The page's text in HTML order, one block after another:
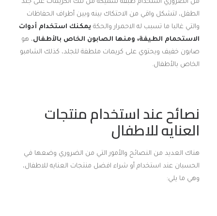
من الضروري استخدام طبقة سميكة من تلك الكريمات على جلد
الطفل، لتشكل واقي من الاحتكاك بينه وبين أطراف الحفاظات
والتي غالبا ما تسبب له الاحمرار والحكة يمكنك استخدام أدوات
الاستحمام الطيفة، ومنها الصابون الخاص بالأطفال، هو
صابون خفيف ويحتوي على كريمات ملطفة للجلد، كذلك الشامبو
الخاص بالأطفال.
نصائح عند استخدام منتجات
العنايه للاطفال
هناك العديد من النصائح والأمور التي من الضروري وضعها في
الحسبان عند استخدام أو شراء افضل منتجات العنايه للاطفال،
وهي ما يلي: